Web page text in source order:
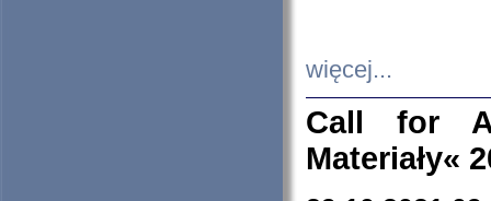
więcej...
Call for
Materiały«